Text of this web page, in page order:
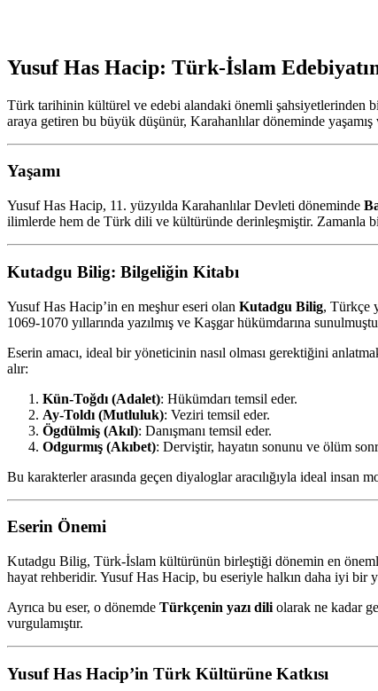
Yusuf Has Hacip: Türk-İslam
Türk tarihinin kültürel ve edebi alandaki önemli şahsiyetlerinden
araya getiren bu büyük düşünür, Karahanlılar döneminde yaşamış
Yaşamı
Yusuf Has Hacip, 11. yüzyılda Karahanlılar Devleti döneminde
ilimlerde hem de Türk dili ve kültüründe derinleşmiştir. Zamanla
Kutadgu Bilig: Bilgeliğin Kitabı
Yusuf Has Hacip’in en meşhur eseri olan Kutadgu Bilig, Türkçe
1069-1070 yıllarında yazılmış ve Kaşgar hükümdarına
Eserin amacı, ideal bir yöneticinin nasıl olması gerektiğini
alır:
Kün-Toğdı (Adalet): Hükümdarı temsil eder.
Ay-Toldı (Mutluluk): Veziri temsil eder.
Ögdülmiş (Akıl): Danışmanı temsil eder.
Odgurmış (Akıbet): Derviştir, hayatın sonunu ve ölüm
Bu karakterler arasında geçen diyaloglar aracılığıyla ideal insan
Eserin Önemi
Kutadgu Bilig, Türk-İslam kültürünün birleştiği dönemin en
hayat rehberidir. Yusuf Has Hacip, bu eseriyle halkın daha iyi bir
Ayrıca bu eser, o dönemde Türkçenin yazı dili olarak ne kadar
vurgulamıştır.
Yusuf Has Hacip’in Türk Kültürüne Katkısı